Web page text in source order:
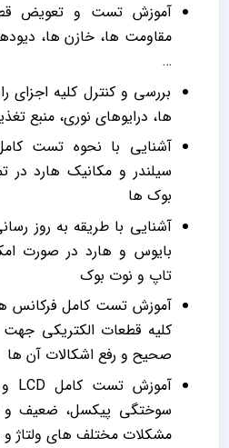
آموزش تست و تعویض
مقاومت ها، خازن ها،
…
بررسي و كنترل كليه اجزاي
ها، درايوهاي نوري، منبع
آشنایی با نحوه تست
سيلندر و مکانيک هارد
بوک ها
آشنایی با طریقه به روز
بايوس و هارد در صورت
تاپ و نوت بوک
آموزش تست کامل فرکانس
کليه قطعات الکتريکي جهت
صحيح و رفع اشکالات آن ها
سوختگي پيکسل، ضعيف و
مشکلات مختلف هاي ولتاژ